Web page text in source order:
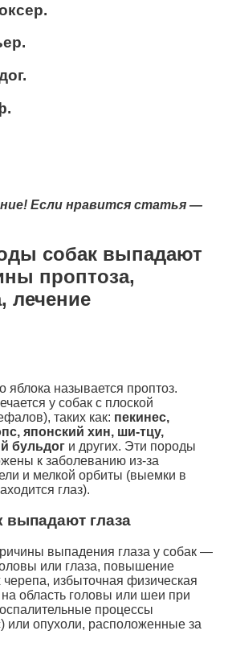
Если нравится статья —
собак выпадают
проптоза,
лечение
яблока называется проптоз.
у собак с плоской
таких как: пекинес,
японский хин, ши-тцу,
бульдог и других. Эти породы
к заболеванию из-за
и мелкой орбиты (выемки в
глаз).
выпадают глаза
выпадения глаза у собак —
или глаза, повышение
черепа, избыточная физическая
на область головы или шеи при
процессы
или опухоли, расположенные за